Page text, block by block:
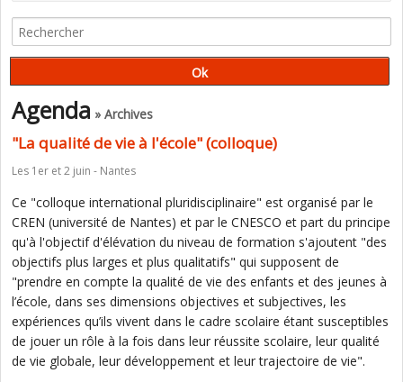
Agenda » Archives
"La qualité de vie à l'école" (colloque)
Les 1er et 2 juin - Nantes
Ce "colloque international pluridisciplinaire" est organisé par le
CREN (université de Nantes) et par le CNESCO et part du principe
qu'à l'objectif d'élévation du niveau de formation s'ajoutent "des
objectifs plus larges et plus qualitatifs" qui supposent de
"prendre en compte la qualité de vie des enfants et des jeunes à
l’école, dans ses dimensions objectives et subjectives, les
expériences qu’ils vivent dans le cadre scolaire étant susceptibles
de jouer un rôle à la fois dans leur réussite scolaire, leur qualité
de vie globale, leur développement et leur trajectoire de vie".